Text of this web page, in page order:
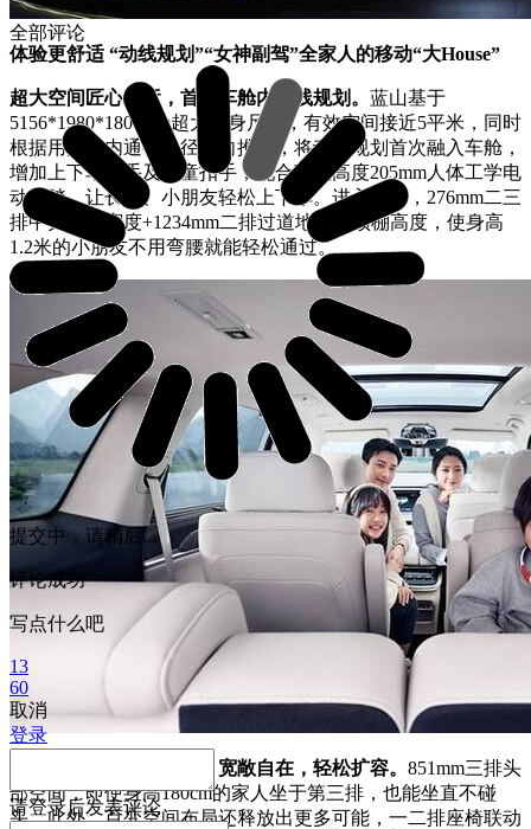
体验更舒适 “动线规划”“女神副驾”全家人的移动“大House”
超大空间匠心独运，首创车舱内动线规划。 蓝山基于
5156*1980*1805mm超大车身尺寸，有效空间接近5平米，同时
根据用户车内通行路径反向推演，将动线规划首次融入车舱，
增加上下车扶手及幼童扣手，配合离地高度205mm人体工学电
动侧踏，让长辈、小朋友轻松上下车。进入车内，276mm二三
排中央通道宽度+1234mm二排过道地板到顶棚高度，使身高
1.2米的小朋友不用弯腰就能轻松通过。
同级更优的第三排空间，宽敞自在，轻松扩容。 851mm三排头
部空间，即使身高180cm的家人坐于第三排，也能坐直不碰
头。此外，百变空间布局还释放出更多可能，一二排座椅联动
全部评论
提交中，请稍后...
评论成功
写点什么吧
13
60
取消
登录
请登录后发表评论